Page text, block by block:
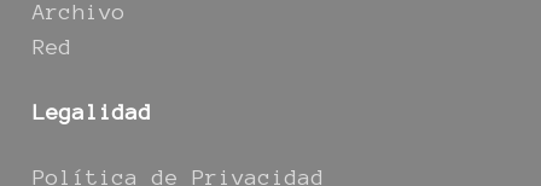
Archivo
Red
Legalidad
Política de Privacidad